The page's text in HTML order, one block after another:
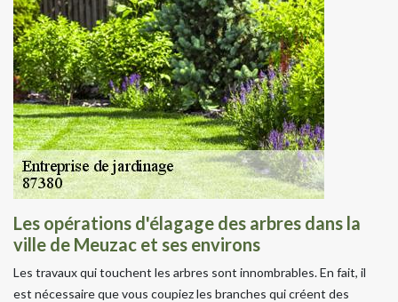
Les opérations d'élagage des arbres dans la
ville de Meuzac et ses environs
Les travaux qui touchent les arbres sont innombrables. En fait, il
est nécessaire que vous coupiez les branches qui créent des